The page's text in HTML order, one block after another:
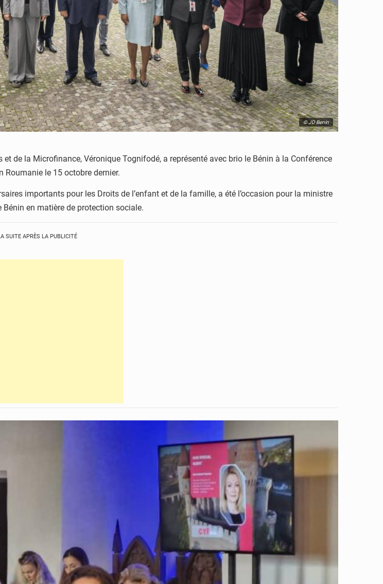
© JD Benin
de la Microfinance, Véronique Tognifodé, a représenté avec brio le Bénin à la Conférence
Roumanie le 15 octobre dernier.
importants pour les Droits de l’enfant et de la famille, a été l’occasion pour la ministre
en matière de protection sociale.
SUITE APRÈS LA PUBLICITÉ